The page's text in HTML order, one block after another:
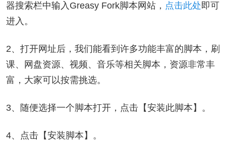
器搜索栏中输入Greasy Fork脚本网站， 点击此处即可
进入。
2、打开网址后，我们能看到许多功能丰富的脚本，刷
课、网盘资源、视频、音乐等相关脚本，资源非常丰
富，大家可以按需挑选。
3、随便选择一个脚本打开，点击【安装此脚本】。
4、点击【安装脚本】。